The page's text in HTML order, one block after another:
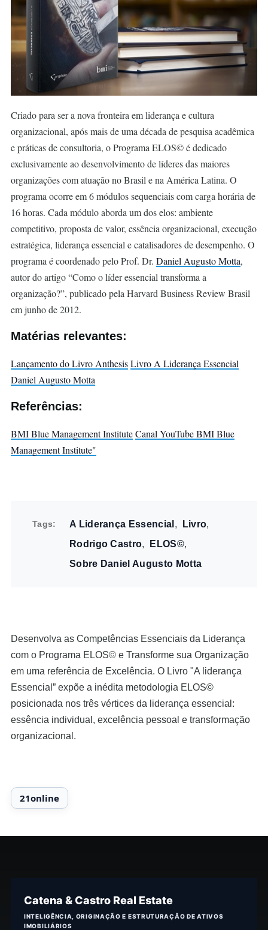
Criado para ser a nova fronteira em liderança e cultura
organizacional, após mais de uma década de pesquisa acadêmica
e práticas de consultoria, o Programa ELOS© é dedicado
exclusivamente ao desenvolvimento de líderes das maiores
organizações com atuação no Brasil e na América Latina. O
programa ocorre em 6 módulos sequenciais com carga horária de
16 horas. Cada módulo aborda um dos elos: ambiente
competitivo, proposta de valor, essência organizacional, execução
estratégica, liderança essencial e catalisadores de desempenho. O
programa é coordenado pelo Prof. Dr. Daniel Augusto Motta,
autor do artigo “Como o líder essencial transforma a
organização?”, publicado pela Harvard Business Review Brasil
em junho de 2012.
Matérias relevantes:
Lançamento do Livro AnthesisLivro A Liderança Essencial
Daniel Augusto Motta
Referências:
BMI Blue Management InstituteCanal YouTube BMI Blue
Management Institute"
Tags A Liderança Essencial
Livro
Rodrigo Castro
ELOS©
Sobre Daniel Augusto Motta
Desenvolva as Competências Essenciais da Liderança
com o Programa ELOS© e Transforme sua Organização
em uma referência de Excelência. O Livro "A liderança
Essencial” expõe a inédita metodologia ELOS©
posicionada nos três vértices da liderança essencial:
essência individual, excelência pessoal e transformação
organizacional.
Catena & Castro Real Estate
INTELIGÊNCIA, ORIGINAÇÃO E ESTRUTURAÇÃO DE ATIVOS
IMOBILIÁRIOS